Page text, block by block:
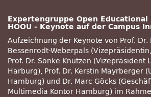
Expertengruppe Open Educational
HOOU - Keynote auf der Campus
Aufzeichnung der Keynote von Prof. Dr.
Bessenrodt-Weberpals
Prof. Dr. Sönke Knutzen (Vizepräsident
Harburg), Prof. Dr. Kerstin Mayrberger
Hamburg) und Dr. Marc Göcks
Multimedia Kontor Hamburg) im